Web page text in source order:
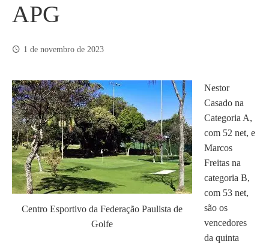
APG
1 de novembro de 2023
Centro Esportivo da Federação Paulista de
Golfe
Nestor
Casado na
Categoria A,
com 52 net, e
Marcos
Freitas na
categoria B,
com 53 net,
são os
vencedores
da quinta